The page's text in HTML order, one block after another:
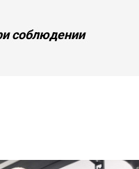
соблюдении